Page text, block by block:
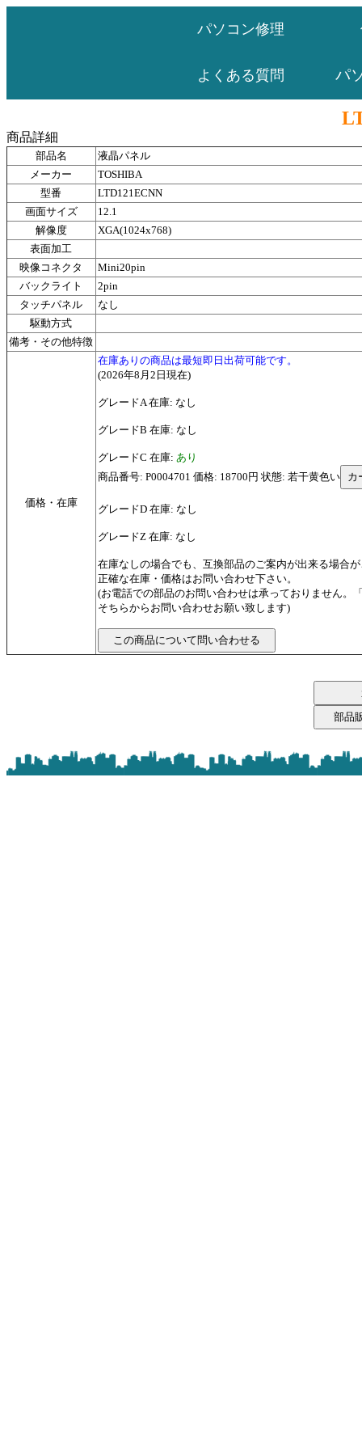
パソコン修理
よくある質問 パ
商品詳細
部品名
液晶パネル
メーカー
TOSHIBA
型番
LTD121ECNN
画面サイズ
12.1
解像度
XGA(1024x768)
表面加工
映像コネクタ
Mini20pin
バックライト
2pin
タッチパネル
なし
駆動方式
備考・その他特徴
価格・在庫
在庫ありの商品は最短即日出荷可能です。
(2026年8月2日現在)
グレードA 在庫: なし
グレードB 在庫: なし
グレードC 在庫: あり
商品番号: P0004701 価格: 18700円 状態: 若干黄色い
グレードD 在庫: なし
グレードZ 在庫: なし
在庫なしの場合でも、互換部品のご案内が出来る場合
正確な在庫・価格はお問い合わせ下さい。
(お電話での部品のお問い合わせは承っておりません。
そちらからお問い合わせお願い致します)